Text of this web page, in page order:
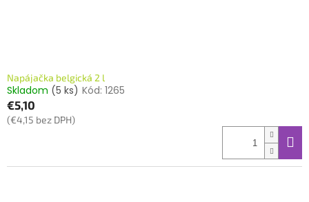
Napájačka belgická 2 l
Skladom (5 ks) Kód: 1265
€5,10
(€4,15 bez DPH)